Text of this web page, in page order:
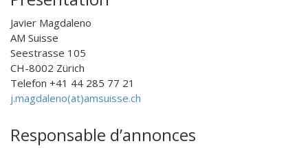
Javier Magdaleno
AM Suisse
Seestrasse 105
CH-8002 Zürich
Telefon +41 44 285 77 21
j.magdaleno(at)amsuisse.ch
Responsable d’annonces